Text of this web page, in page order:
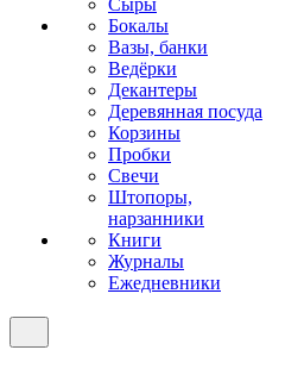
Сыры
Бокалы
Вазы, банки
Ведёрки
Декантеры
Деревянная посуда
Корзины
Пробки
Свечи
Штопоры,
нарзанники
Книги
Журналы
Ежедневники